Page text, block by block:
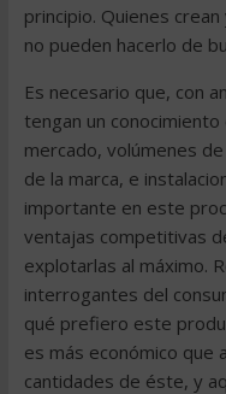
principio. Quienes
no pueden hacerlo de
Es necesario que, con
tengan un
mercado, volúmenes
de la marca, e
importante en este
ventajas competitivas
explotarlas al máximo.
interrogantes del
qué prefiero este
es más económico que
cantidades de éste, y